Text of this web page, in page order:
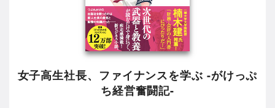
女子高生社長、ファイナンスを学ぶ -がけっぷ
ち経営奮闘記-